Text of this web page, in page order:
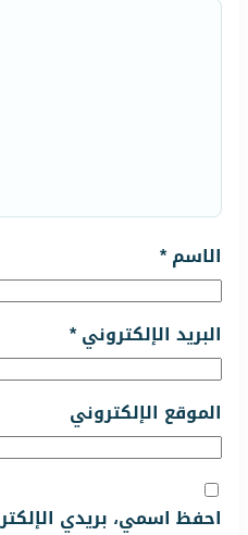
الاسم*
البريد الإلكتروني*
الموقع الإلكتروني
احفظ اسمي، بريدي